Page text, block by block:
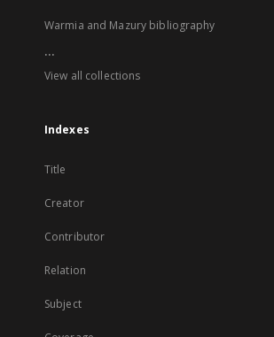
Warmia and Mazury bibliography
...
View all collections
Indexes
Title
Creator
Contributor
Relation
Subject